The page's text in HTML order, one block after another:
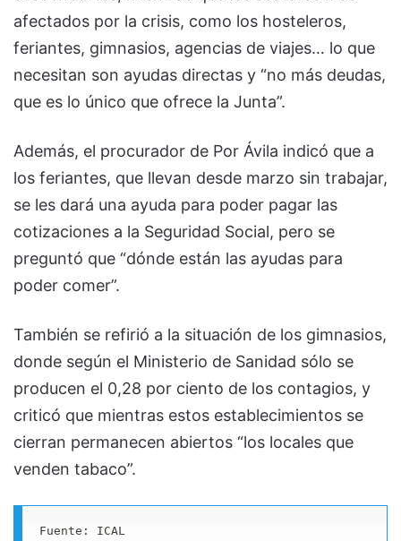
afectados por la crisis, como los hosteleros,
feriantes, gimnasios, agencias de viajes… lo que
necesitan son ayudas directas y “no más deudas,
que es lo único que ofrece la Junta”.
Además, el procurador de Por Ávila indicó que a
los feriantes, que llevan desde marzo sin trabajar,
se les dará una ayuda para poder pagar las
cotizaciones a la Seguridad Social, pero se
preguntó que “dónde están las ayudas para
poder comer”.
También se refirió a la situación de los gimnasios,
donde según el Ministerio de Sanidad sólo se
producen el 0,28 por ciento de los contagios, y
criticó que mientras estos establecimientos se
cierran permanecen abiertos “los locales que
venden tabaco”.
Fuente: ICAL